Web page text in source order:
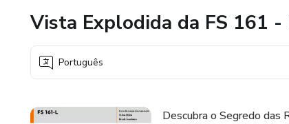
Vista Explodida da FS 161 -
Português
Descubra o Segredo das